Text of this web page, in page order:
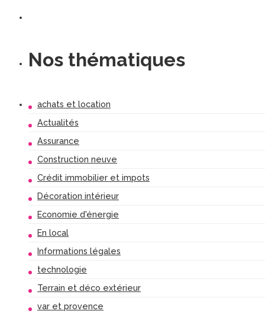
Nos thématiques
achats et location
Actualités
Assurance
Construction neuve
Crédit immobilier et impots
Décoration intérieur
Economie d'énergie
En local
Informations légales
technologie
Terrain et déco extérieur
var et provence